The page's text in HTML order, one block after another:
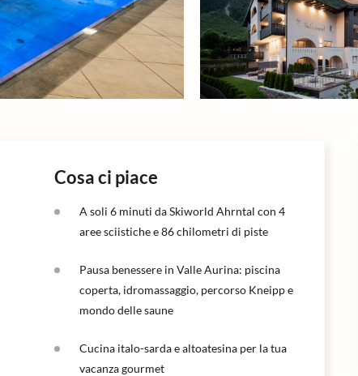
Cosa ci piace
A soli 6 minuti da Skiworld Ahrntal con 4
aree sciistiche e 86 chilometri di piste
Pausa benessere in Valle Aurina: piscina
coperta, idromassaggio, percorso Kneipp e
mondo delle saune
Cucina italo-sarda e altoatesina per la tua
vacanza gourmet